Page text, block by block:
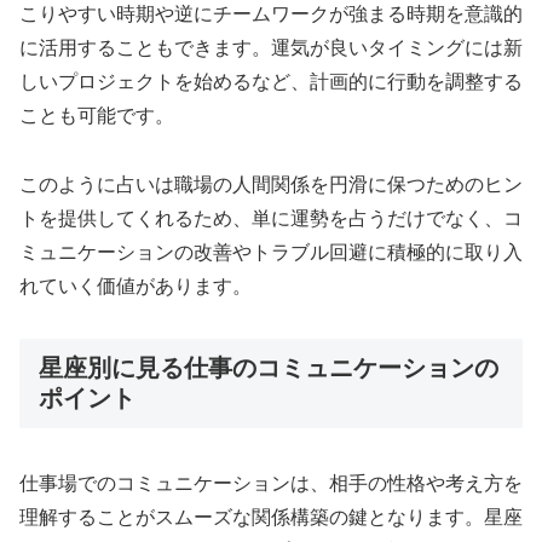
こりやすい時期や逆にチームワークが強まる時期を意識的
に活用することもできます。運気が良いタイミングには新
しいプロジェクトを始めるなど、計画的に行動を調整する
ことも可能です。
このように占いは職場の人間関係を円滑に保つためのヒン
トを提供してくれるため、単に運勢を占うだけでなく、コ
ミュニケーションの改善やトラブル回避に積極的に取り入
れていく価値があります。
星座別に見る仕事のコミュニケーションの
ポイント
仕事場でのコミュニケーションは、相手の性格や考え方を
理解することがスムーズな関係構築の鍵となります。星座